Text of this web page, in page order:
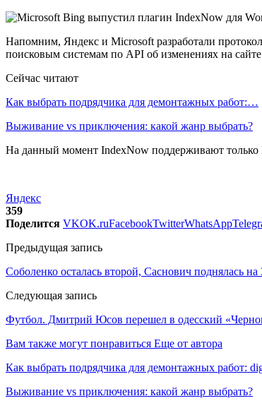
Напомним, Яндекс и Microsoft разработали
поисковым системам по API об изменениях на
Сейчас читают
Как выбрать подрядчика для демонтажных работ:…
Выживание vs приключения: какой жанр выбрать?
На данный момент IndexNow поддерживают только
Яндекс
359
Поделится VKOK.ruFacebookTwitterWhatsApp
Предыдущая запись
Соболенко осталась второй, Саснович поднялась
Следующая запись
Футбол. Дмитрий Юсов перешел в одесский
Вам также могут понравиться Еще от автора
Как выбрать подрядчика для демонтажных работ:
Выживание vs приключения: какой жанр выбрать?